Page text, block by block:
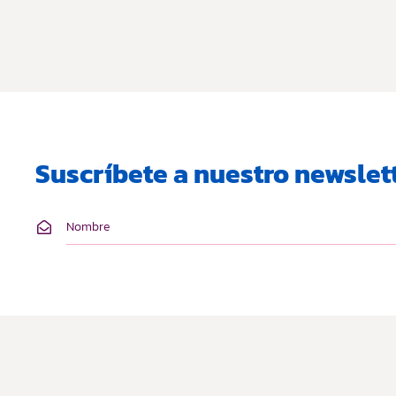
Suscríbete a nuestro